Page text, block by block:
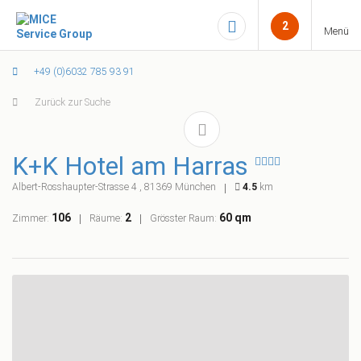
+49 (0)6032 785 93 91
2 Menü
Zurück zur Suche
K+K Hotel am Harras
Albert-Rosshaupter-Strasse 4 , 81369 München 4.5 km
Zimmer: 106 Räume: 2 Grösster Raum: 60 qm